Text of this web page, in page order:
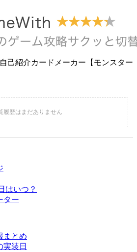
己紹介カードメーカー【モンスター
はいつ？
ター
まとめ
実装日